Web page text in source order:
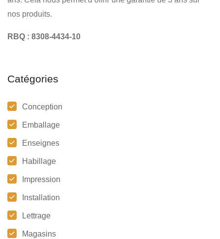
nos produits.
RBQ : 8308-4434-10
Catégories
Conception
Emballage
Enseignes
Habillage
Impression
Installation
Lettrage
Magasins